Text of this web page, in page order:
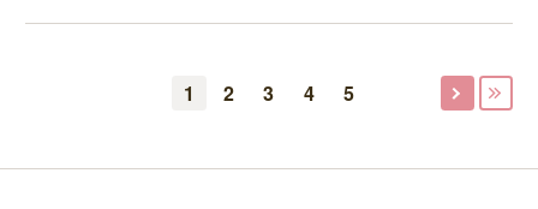
1 2 3 4 5